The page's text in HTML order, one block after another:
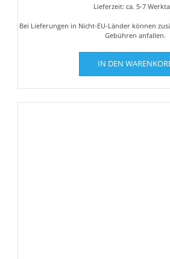
Lieferzeit: ca. 5-7
Bei Lieferungen in Nicht-EU-Länder können
Gebühren anfallen.
IN DEN